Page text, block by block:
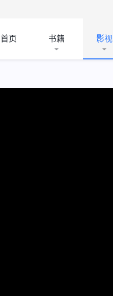
首页 书籍 影视